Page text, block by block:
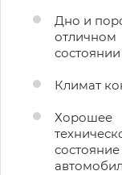
Дно и
отличном
состоянии
Климат
Хорошее
состояние